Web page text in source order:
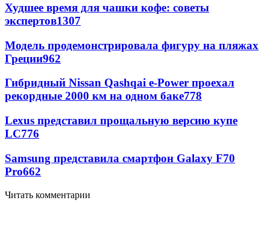
Худшее время для чашки кофе: советы
экспертов1307
Модель продемонстрировала фигуру на пляжах
Греции962
Гибридный Nissan Qashqai e-Power проехал
рекордные 2000 км на одном баке778
Lexus представил прощальную версию купе
LC776
Samsung представила смартфон Galaxy F70
Pro662
Читать комментарии